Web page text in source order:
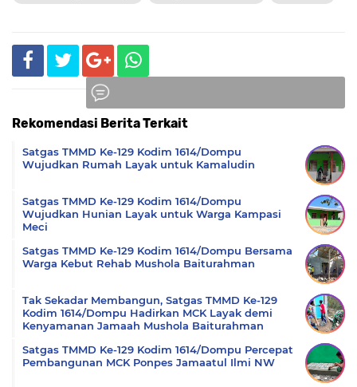
Rekomendasi Berita Terkait
Satgas TMMD Ke-129 Kodim 1614/Dompu
Wujudkan Rumah Layak untuk Kamaludin
Satgas TMMD Ke-129 Kodim 1614/Dompu
Wujudkan Hunian Layak untuk Warga Kampasi
Meci
Satgas TMMD Ke-129 Kodim 1614/Dompu Bersama
Warga Kebut Rehab Mushola Baiturahman
Tak Sekadar Membangun, Satgas TMMD Ke-129
Kodim 1614/Dompu Hadirkan MCK Layak demi
Kenyamanan Jamaah Mushola Baiturahman
Satgas TMMD Ke-129 Kodim 1614/Dompu Percepat
Pembangunan MCK Ponpes Jamaatul Ilmi NW